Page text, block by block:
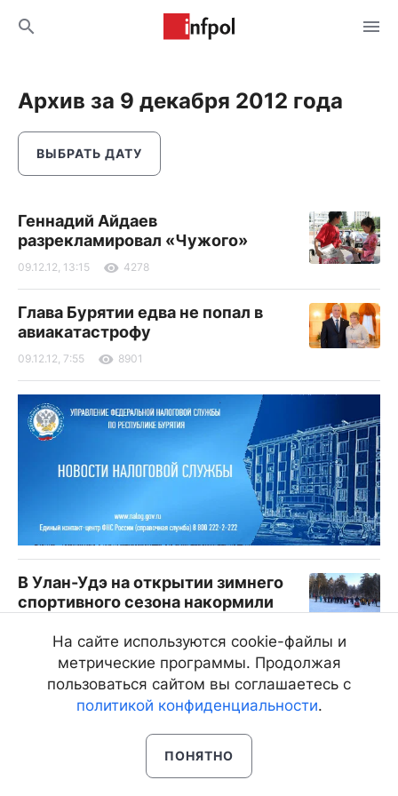
Архив за 9 декабря 2012 года
ВЫБРАТЬ ДАТУ
Геннадий Айдаев
разрекламировал «Чужого»
09.12.12, 13:15 4278
Глава Бурятии едва не попал в
авиакатастрофу
09.12.12, 7:55 8901
В Улан-Удэ на открытии зимнего
спортивного сезона накормили
09.12.12, 7:30 1984
На сайте используются cookie-файлы и
метрические программы. Продолжая
пользоваться сайтом вы соглашаетесь с
политикой конфиденциальности.
ПОНЯТНО